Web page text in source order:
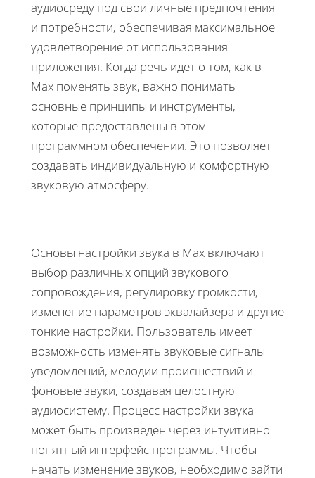
аудиосреду под свои личные предпочтения
и потребности, обеспечивая максимальное
удовлетворение от использования
приложения. Когда речь идет о том, как в
Max поменять звук, важно понимать
основные принципы и инструменты,
которые предоставлены в этом
программном обеспечении. Это позволяет
создавать индивидуальную и комфортную
звуковую атмосферу.
Основы настройки звука в Max включают
выбор различных опций звукового
сопровождения, регулировку громкости,
изменение параметров эквалайзера и другие
тонкие настройки. Пользователь имеет
возможность изменять звуковые сигналы
уведомлений, мелодии происшествий и
фоновые звуки, создавая целостную
аудиосистему. Процесс настройки звука
может быть произведен через интуитивно
понятный интерфейс программы. Чтобы
начать изменение звуков, необходимо зайти